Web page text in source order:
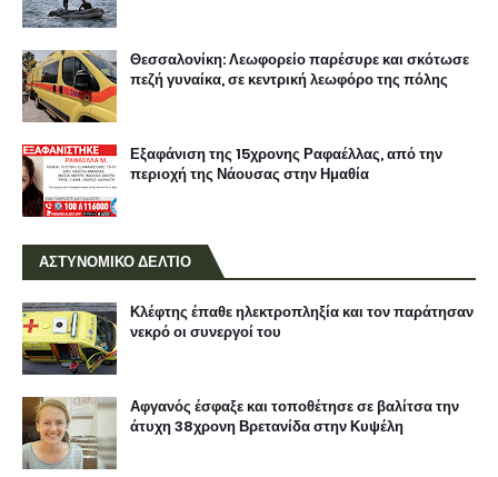
Θεσσαλονίκη: Λεωφορείο παρέσυρε και σκότωσε
πεζή γυναίκα, σε κεντρική λεωφόρο της πόλης
Εξαφάνιση της 15χρονης Ραφαέλλας, από την
περιοχή της Νάουσας στην Ημαθία
ΑΣΤΥΝΟΜΙΚΟ ΔΕΛΤΙΟ
Κλέφτης έπαθε ηλεκτροπληξία και τον παράτησαν
νεκρό οι συνεργοί του
Αφγανός έσφαξε και τοποθέτησε σε βαλίτσα την
άτυχη 38χρονη Βρετανίδα στην Κυψέλη